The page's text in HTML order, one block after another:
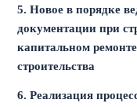
5. Новое в порядке
документации при
капитальном
строительства
6. Реализация